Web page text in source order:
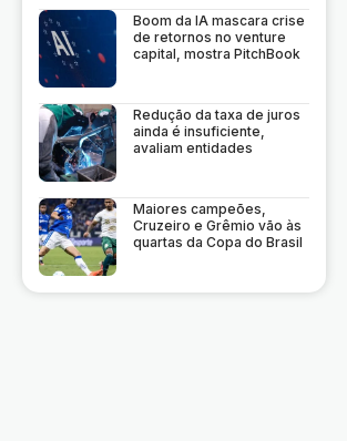
Boom da IA mascara crise
de retornos no venture
capital, mostra PitchBook
Redução da taxa de juros
ainda é insuficiente,
avaliam entidades
Maiores campeões,
Cruzeiro e Grêmio vão às
quartas da Copa do Brasil